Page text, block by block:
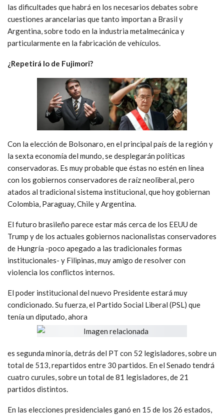
las dificultades que habrá en los necesarios debates sobre
cuestiones arancelarias que tanto importan a Brasil y
Argentina, sobre todo en la industria metalmecánica y
particularmente en la fabricación de vehículos.
¿Repetirá lo de Fujimori?
Con la elección de Bolsonaro, en el principal país de la región y
la sexta economía del mundo, se desplegarán políticas
conservadoras. Es muy probable que éstas no estén en línea
con los gobiernos conservadores de raíz neoliberal, pero
atados al tradicional sistema institucional, que hoy gobiernan
Colombia, Paraguay, Chile y Argentina.
El futuro brasileño parece estar más cerca de los EEUU de
Trump y de los actuales gobiernos nacionalistas conservadores
de Hungría -poco apegado a las tradicionales formas
institucionales- y Filipinas, muy amigo de resolver con
violencia los conflictos internos.
El poder institucional del nuevo Presidente estará muy
condicionado. Su fuerza, el Partido Social Liberal (PSL) que
tenía un diputado, ahora
es segunda minoría, detrás del PT con 52 legisladores, sobre un
total de 513, repartidos entre 30 partidos. En el Senado tendrá
cuatro curules, sobre un total de 81 legisladores, de 21
partidos distintos.
En las elecciones presidenciales ganó en 15 de los 26 estados,